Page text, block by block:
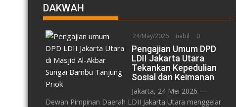
DAKWAH
24/May/2026 nabil 0
Pengajian Umum DPD
LDII Jakarta Utara
Tekankan Kepedulian
Sosial dan Keimanan
Jakarta, 24 Mei 2026 —
Dewan Pimpinan Daerah LDII Jakarta Utara menggelar